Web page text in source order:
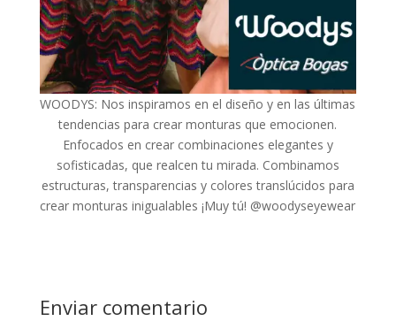
WOODYS: Nos inspiramos en el diseño y en las últimas
tendencias para crear monturas que emocionen.
Enfocados en crear combinaciones elegantes y
sofisticadas, que realcen tu mirada. Combinamos
estructuras, transparencias y colores translúcidos para
crear monturas inigualables ¡Muy tú! @woodyseyewear
Enviar comentario